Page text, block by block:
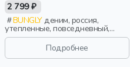
2 799 ₽
BUNGLYденим, россия,
утепленные, повседневный,
мальчики, малыши, дошкольники,
Подробнее